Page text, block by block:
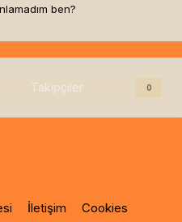
ben?
Takipçiler 0
İletişim Cookies